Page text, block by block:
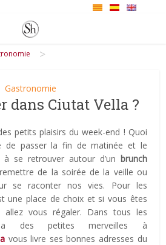
>
Gastronomie
dans Ciutat Vella ?
petits plaisirs du week-end ! Quoi
de passer la fin de matinée et le
à se retrouver autour d’un brunch
de la soirée de la veille ou
se raconter nos vies. Pour les
une place de choix et si vous êtes
vous régaler. Dans tous les
des petites merveilles à
vous livre ses bonnes adresses du